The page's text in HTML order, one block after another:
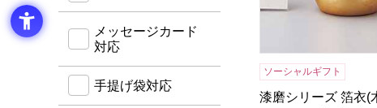
ソーシャルギフト
漆磨シリーズ 箔衣(
メッセージカード
対応
手提げ袋対応